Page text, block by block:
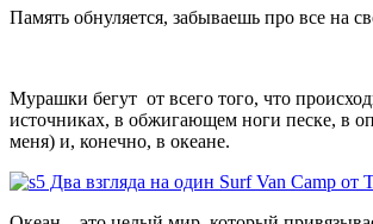
Память обнуляется, забываешь про все
Мурашки бегут от всего того, что
источниках, в обжигающем ноги песке, в
меня) и, конечно, в океане.